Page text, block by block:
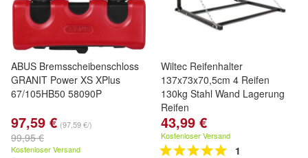
ABUS Bremsscheibenschloss
GRANIT Power XS XPlus
67/105HB50 58090P
97,59 € (97,59 €/)
99,95 €
Kostenloser Versand
Wiltec Reifenhalter
137x73x70,5cm 4 Reifen
130kg Stahl Wand Lagerung
Reifen
43,99 €
Kostenloser Versand
1